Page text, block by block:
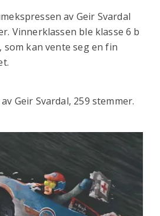
av Geir Svardal
Vinnerklassen ble klasse 6 b
kan vente seg en fin
av Geir Svardal, 259 stemmer.